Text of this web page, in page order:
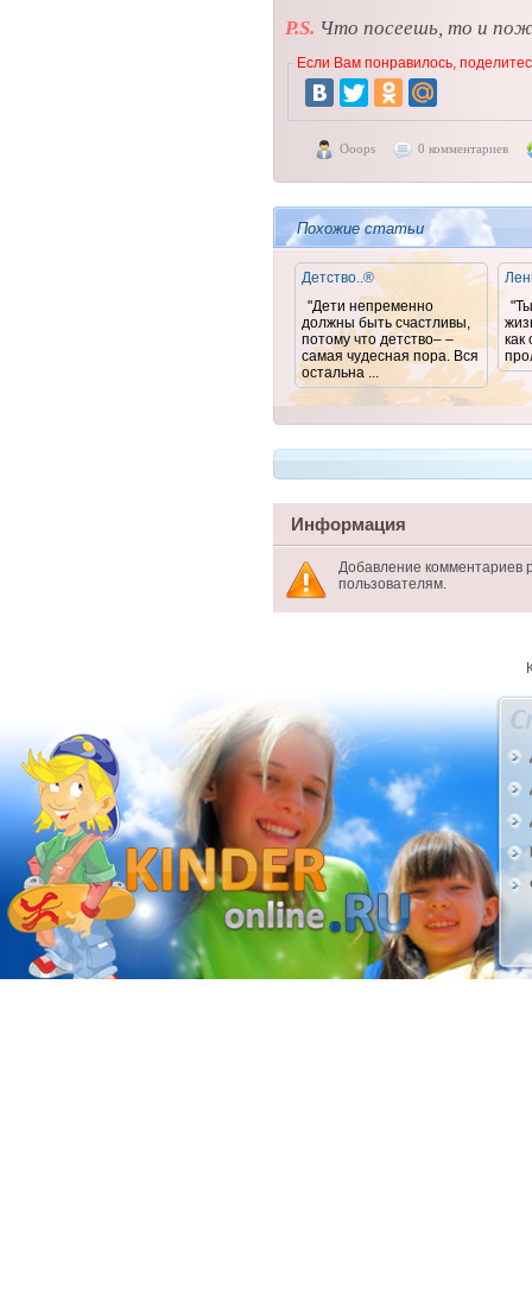
P.S. Что посеешь, то и
Если Вам понравилось,
Ooops 0 комментариев
Похожие статьи
Детство..®
"Дети непременно
должны быть счастливы,
потому что детство– –
самая чудесная пора. Вся
остальна ...
как
Информация
Добавление комментариев
пользователям.